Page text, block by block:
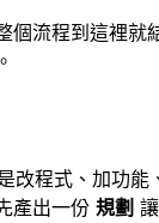
個流程到這裡就
改程式、加功
產出一份 規劃